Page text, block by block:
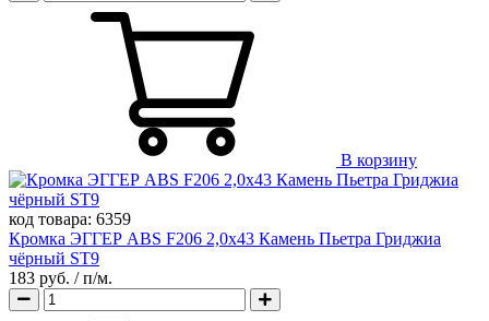
В корзину
код товара: 6359
Кромка ЭГГЕР ABS F206 2,0х43 Камень Пьетра Гриджиа
чёрный ST9
183 руб. / п/м.